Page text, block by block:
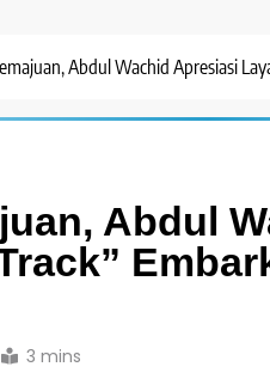
Abdul Wachid Apresiasi
Abdul
3 mins